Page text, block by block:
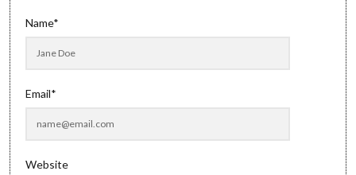
Name*
Email*
Website